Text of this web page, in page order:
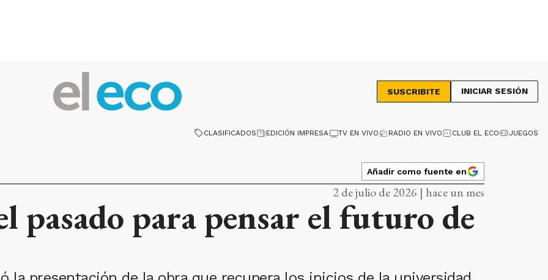
SUSCRIBITE INICIAR SESIÓN
CLASIFICADOS EDICIÓN IMPRESA TV EN VIVO RADIO EN VIVO CLUB EL ECO JUEGOS
Añadir como fuente en
2 de julio de 2026 | hace un mes
pasado para pensar el futuro de